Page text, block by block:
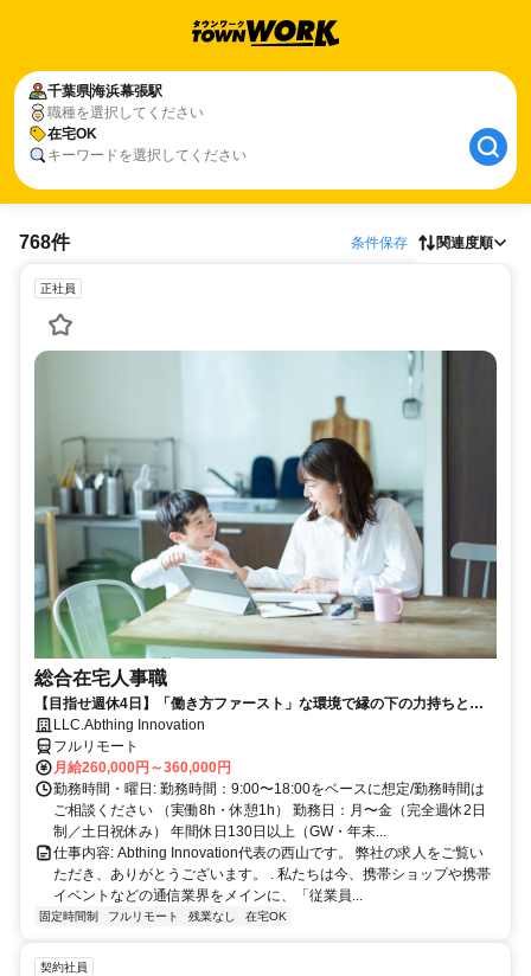
千葉県海浜幕張駅
職種を選択してください
在宅OK
キーワードを選択してください
768件 条件保存 関連度順
正社員
総合在宅人事職
【目指せ週休4日】「働き方ファースト」な環境で縁の下の力持ちとし
て活躍する人事ポジション｜20代30代活躍中
LLC.Abthing Innovation
フルリモート
月給260,000円～360,000円
勤務時間・曜日: 勤務時間：9:00〜18:00をベースに想定/勤務時間は
ご相談ください （実働8h・休憩1h） 勤務日：月〜金（完全週休2日
制／土日祝休み） 年間休日130日以上（GW・年末...
仕事内容: Abthing Innovation代表の西山です。 弊社の求人をご覧い
ただき、ありがとうございます。 . 私たちは今、携帯ショップや携帯
イベントなどの通信業界をメインに、「従業員...
固定時間制 フルリモート 残業なし 在宅OK
契約社員